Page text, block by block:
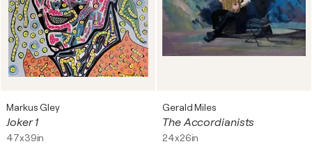
Markus Gley
Joker 1
47x39in
Gerald Miles
The Accordianists
24x26in